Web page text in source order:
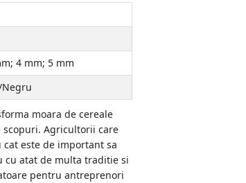
4 mm; 5 mm
moara de cereale
Agricultorii care
este de important sa
cu atat de multa traditie si
pentru antreprenori